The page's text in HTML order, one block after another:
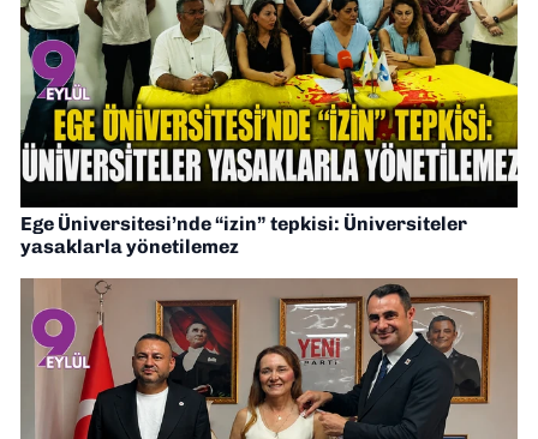
Ege Üniversitesi’nde “izin” tepkisi: Üniversiteler
yasaklarla yönetilemez